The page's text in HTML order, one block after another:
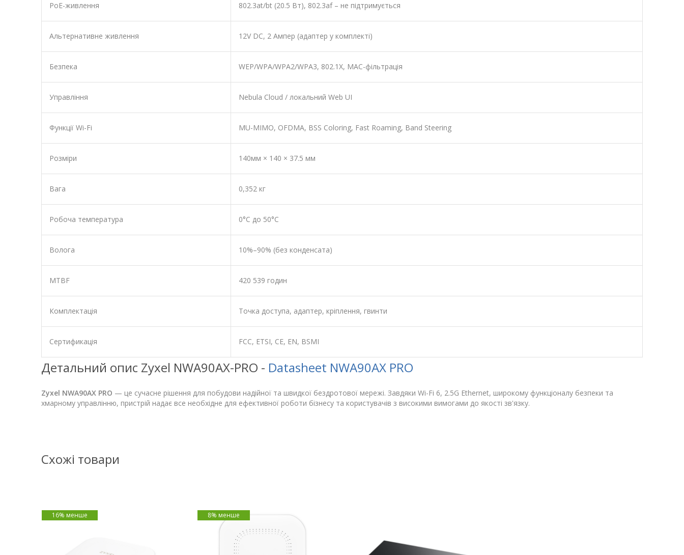
PoE-живлення 802.3at/bt (20.5 Вт), 802.3af – не підтримується
Альтернативне живлення 12V DC, 2 Ампер (адаптер у комплекті)
Безпека WEP/WPA/WPA2/WPA3, 802.1X, MAC-фільтрація
Управління Nebula Cloud / локальний Web UI
Функції Wi-Fi MU-MIMO, OFDMA, BSS Coloring, Fast Roaming, Band Steering
Розміри 140мм × 140 × 37.5 мм
Вага 0,352 кг
Робоча температура 0°C до 50°C
Волога 10%–90% (без конденсата)
MTBF 420 539 годин
Комплектація Точка доступа, адаптер, кріплення, гвинти
Сертификація FCC, ETSI, CE, EN, BSMI
Детальний опис Zyxel NWA90AX-PRO - Datasheet NWA90AX PRO
Zyxel NWA90AX PRO — це сучасне рішення для побудови надійної та швидкої бездротової мережі. Завдяки Wi-Fi 6, 2.5G Ethernet, широкому функціоналу безпеки та
хмарному управлінню, пристрій надає все необхідне для ефективної роботи бізнесу та користувачів з високими вимогами до якості зв'язку.
Схожі товари
16% менше 8% менше